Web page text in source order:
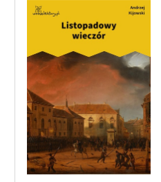
Kontakt
Zespół
Zasady wykorzystania
Wolnych Lektur
Logotypy